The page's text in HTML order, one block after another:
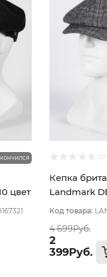
цвет
Кепка
Landmark
Синий
Код товара:
4 699Руб.
2
399Руб.